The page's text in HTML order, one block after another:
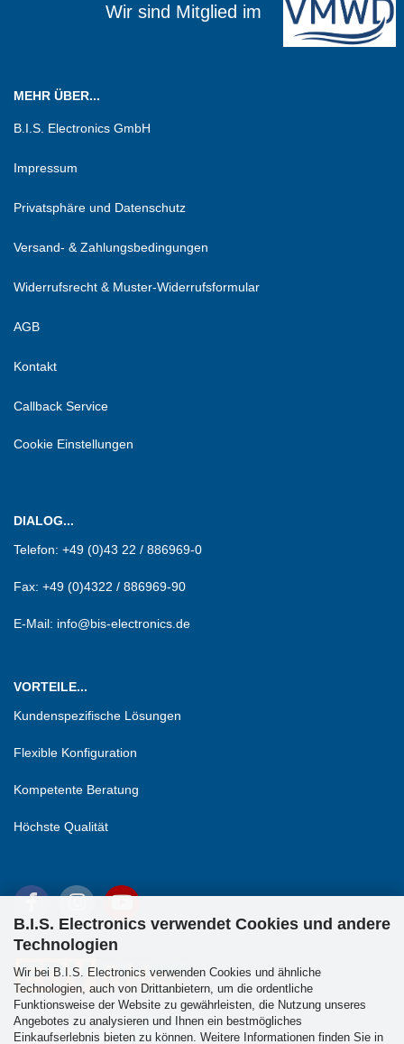
B.I.S. Electronics verwendet Cookies und andere
Technologien
Wir bei B.I.S. Electronics verwenden Cookies und ähnliche
Technologien, auch von Drittanbietern, um die ordentliche
Funktionsweise der Website zu gewährleisten, die Nutzung unseres
Angebotes zu analysieren und Ihnen ein bestmögliches
Einkaufserlebnis bieten zu können. Weitere Informationen finden Sie in
Wir sind Mitglied im
MEHR ÜBER...
B.I.S. Electronics GmbH
Impressum
Privatsphäre und Datenschutz
Versand- & Zahlungsbedingungen
Widerrufsrecht & Muster-Widerrufsformular
AGB
Kontakt
Callback Service
Cookie Einstellungen
DIALOG...
Telefon: +49 (0)43 22 / 886969-0
Fax: +49 (0)4322 / 886969-90
E-Mail: info@bis-electronics.de
VORTEILE...
Kundenspezifische Lösungen
Flexible Konfiguration
Kompetente Beratung
Höchste Qualität